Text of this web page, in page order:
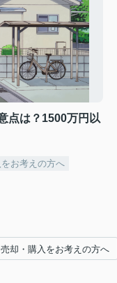
点は？1500万円以
お考えの方へ
却・購入をお考えの方へ